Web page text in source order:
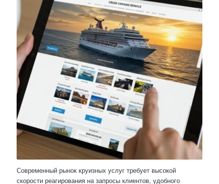
Современный рынок круизных услуг требует высокой
скорости реагирования на запросы клиентов, удобного